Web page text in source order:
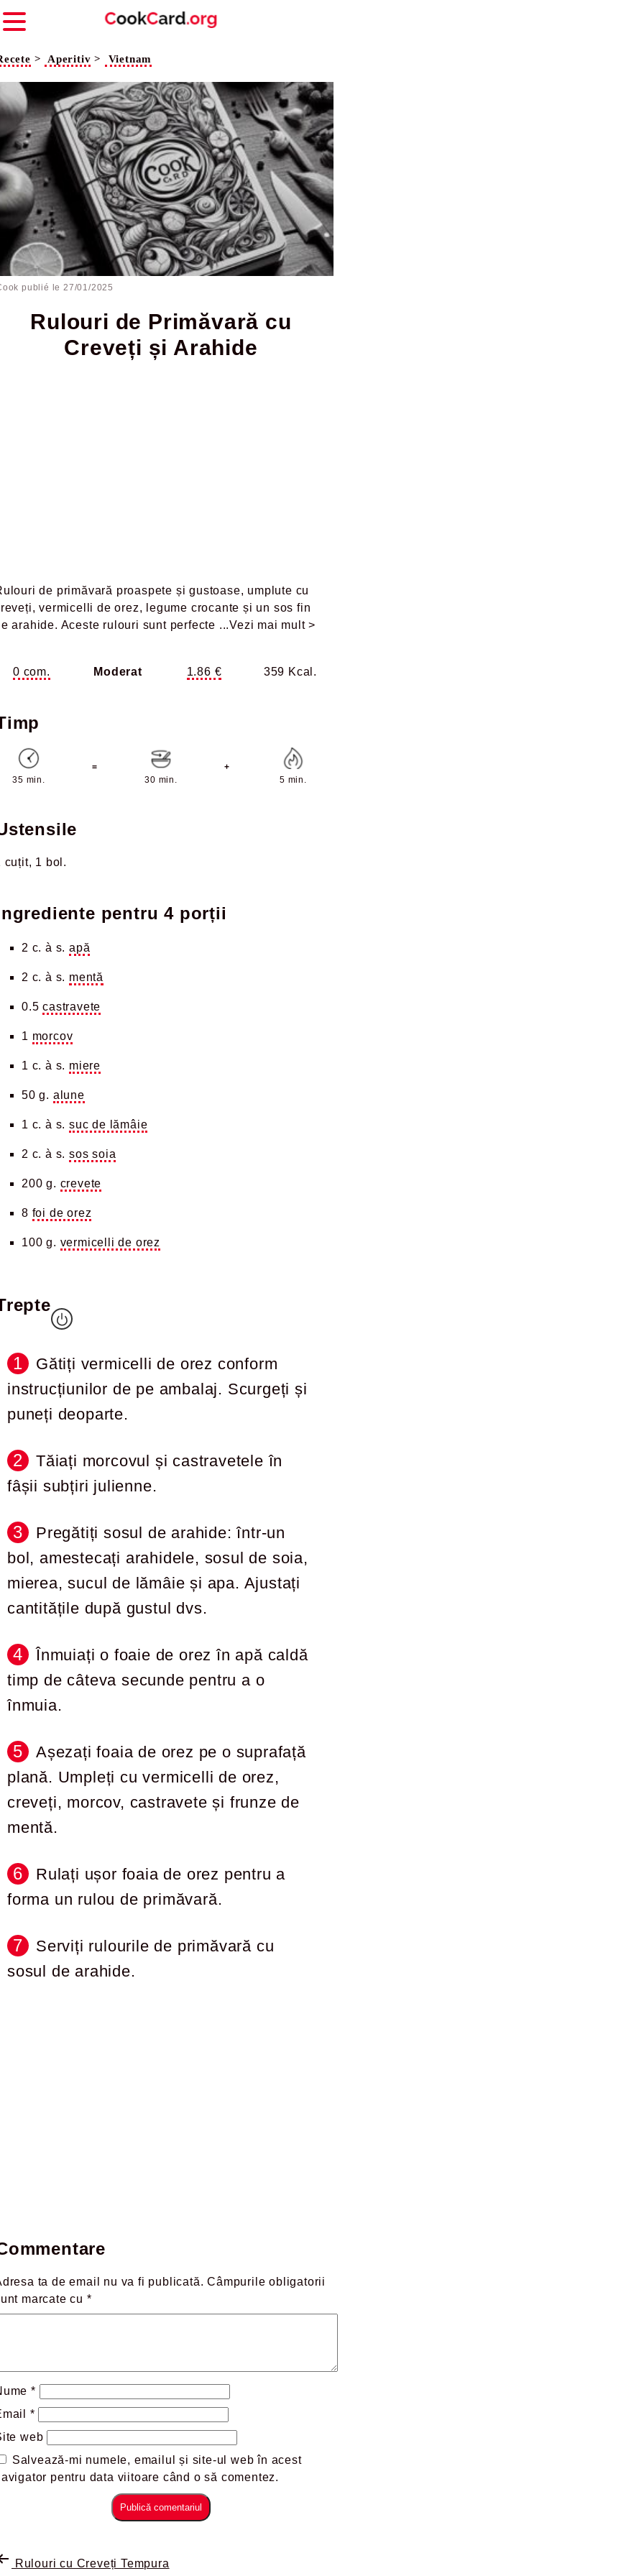
> Aperitiv > Vietnam
publié le27/01/2025
Rulouri de Primăvară cu
Creveți și Arahide
de primăvară proaspete și gustoase, umplute cu
vermicelli de orez, legume crocante și un sos fin
arahide. Aceste rulouri sunt perfecte ...Vezi mai mult >
0 com. Moderat 1.86 € 359 Kcal.
Timp
35 min.
=
30 min.
+
5 min.
Ustensile
cuțit 1 bol
Ingrediente pentru4 porții
2 c. à s. apă
2 c. à s. mentă
0.5castravete
1 morcov
1 c. à s. miere
50 g. alune
1 c. à s. suc de lămâie
2 c. à s. sos soia
200 g. crevete
8 foi de orez
100 g. vermicelli de orez
Trepte
Gătiți vermicelli de orez conform
instrucțiunilor de pe ambalaj. Scurgeți și
puneți deoparte.
Tăiați morcovul și castravetele în
fâșii subțiri julienne.
Pregătiți sosul de arahide: într-un
bol, amestecați arahidele, sosul de soia,
mierea, sucul de lămâie și apa. Ajustați
cantitățile după gustul dvs.
Înmuiați o foaie de orez în apă caldă
timp de câteva secunde pentru a o
înmuia.
Așezați foaia de orez pe o suprafață
plană. Umpleți cu vermicelli de orez,
creveți, morcov, castravete și frunze de
mentă.
Rulați ușor foaia de orez pentru a
forma un rulou de primăvară.
Serviți rulourile de primăvară cu
sosul de arahide.
Commentare
ta de email nu va fi publicată. Câmpurile obligatorii
marcate cu *
*
*
web
Salvează-mi numele, emailul și site-ul web în acest
pentru data viitoare când o să comentez.
Rulouri cu Creveți Tempura